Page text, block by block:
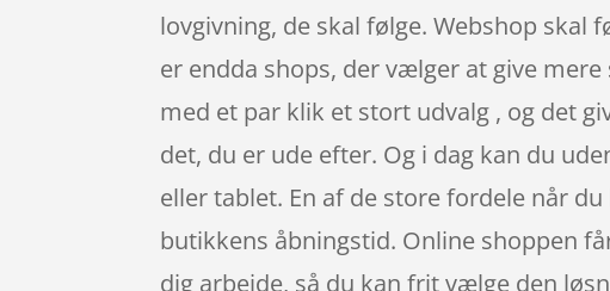
lovgivning, de skal følge. Webshop skal
er endda shops, der vælger at give
med et par klik et stort udvalg , og det
det, du er ude efter. Og i dag kan du
eller tablet. En af de store fordele når
butikkens åbningstid. Online shoppen
dig arbejde, så du kan frit vælge den